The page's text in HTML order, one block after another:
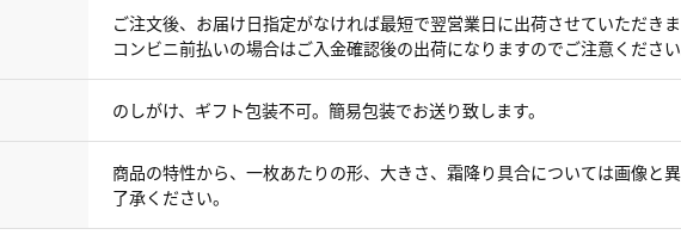
ご注文後、お届け日指定がなければ最短で翌営業日に出荷させていただきま
コンビニ前払いの場合はご入金確認後の出荷になりますのでご注意ください
のしがけ、ギフト包装不可。簡易包装でお送り致します。
商品の特性から、一枚あたりの形、大きさ、霜降り具合については画像と
了承ください。